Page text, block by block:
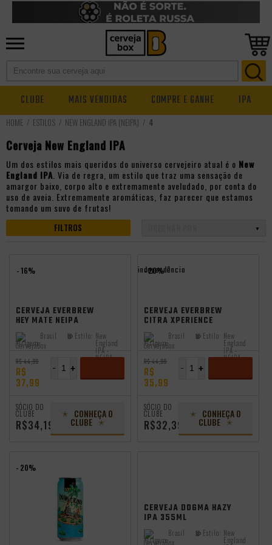
CLUBE MAIS VENDIDAS COMPRE E GANHE IPA
ESTILOS NEW ENGLAND IPA (NEIPA) 4
Cerveja New England IPA
Um dos estilos mais queridos do universo cervejeiro atual é o New
England IPA . Via de regra, um estilo que traz uma sensação de
amargor baixo, corpo alto e extremamente aveludado, por conta do
uso de aveia. Extremamente aromáticas, faz parecer que estamos
tomando um suvo de frutas!
FILTROS
- 16%
CERVEJA EVERBREW
HEY MATE NEIPA
473ML
Origem:
Brasil Estilo: New
England
IPA -
NEIPA
R$ 44,99
R$
37,99
+
-
SÓCIO DO
CLUBE
R$34,19
CONHEÇA O
CLUBE
independência
- 20%
CERVEJA EVERBREW
CITRA XPERIENCE
NEIPA 473ML VL
Origem:
Brasil Estilo: New
England
IPA -
NEIPA
R$ 44,99
R$
35,99
+
-
SÓCIO DO
CLUBE
R$32,39
CONHEÇA O
CLUBE
- 20%
CERVEJA DOGMA HAZY
IPA 355ML
Origem:
Brasil Estilo: New
England